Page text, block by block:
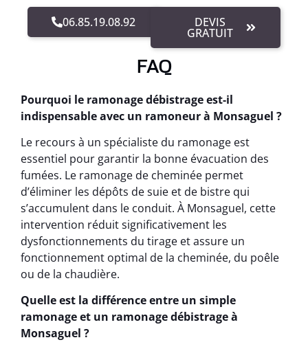
06.85.19.08.92 DEVIS
GRATUIT
FAQ
Pourquoi le ramonage débistrage est-il
indispensable avec un ramoneur à Monsaguel ?
Le recours à un spécialiste du ramonage est
essentiel pour garantir la bonne évacuation des
fumées. Le ramonage de cheminée permet
d’éliminer les dépôts de suie et de bistre qui
s’accumulent dans le conduit. À Monsaguel, cette
intervention réduit significativement les
dysfonctionnements du tirage et assure un
fonctionnement optimal de la cheminée, du poêle
ou de la chaudière.
Quelle est la différence entre un simple
ramonage et un ramonage débistrage à
Monsaguel ?